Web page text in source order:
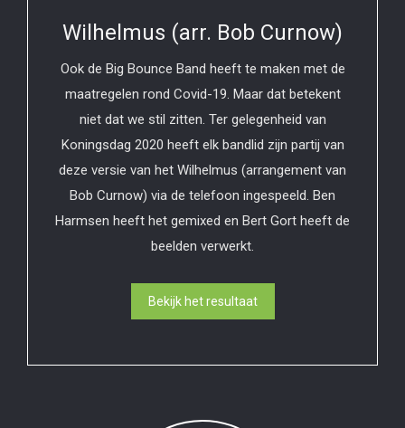
Wilhelmus (arr. Bob Curnow)
Ook de Big Bounce Band heeft te maken met de
maatregelen rond Covid-19. Maar dat betekent
niet dat we stil zitten. Ter gelegenheid van
Koningsdag 2020 heeft elk bandlid zijn partij van
deze versie van het Wilhelmus (arrangement van
Bob Curnow) via de telefoon ingespeeld. Ben
Harmsen heeft het gemixed en Bert Gort heeft de
beelden verwerkt.
Bekijk het resultaat